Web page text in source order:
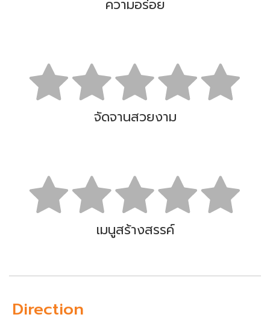
ความอร่อย
จัดจานสวยงาม
เมนูสร้างสรรค์
Direction